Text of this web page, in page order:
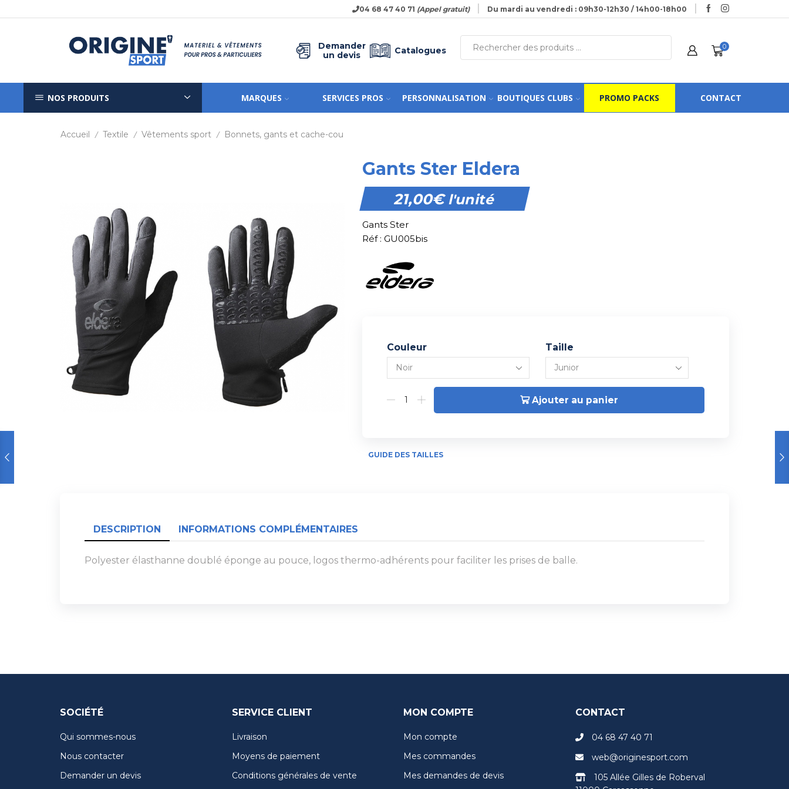
04 68 47 40 71 (Appel gratuit) Du mardi au vendredi : 09h30-12h30 / 14h00-18h00
Demander
un devis
Catalogues 0
NOS PRODUITS MARQUES SERVICES PROS PERSONNALISATION BOUTIQUES CLUBS PROMO PACKS CONTACT
Accueil / Textile / Vêtements sport / Bonnets, gants et cache-cou
Gants Ster Eldera
21,00€l'unité
Gants Ster
Réf : GU005bis
Couleur Taille
Ajouter au panier
GUIDE DES TAILLES
DESCRIPTION INFORMATIONS COMPLÉMENTAIRES
Polyester élasthanne doublé éponge au pouce, logos thermo-adhérents pour faciliter les prises de balle.
SOCIÉTÉ
Qui sommes-nous
Nous contacter
Demander un devis
SERVICE CLIENT
Livraison
Moyens de paiement
Conditions générales de vente
MON COMPTE
Mon compte
Mes commandes
Mes demandes de devis
CONTACT
04 68 47 40 71
web@originesport.com
105 Allée Gilles de Roberval